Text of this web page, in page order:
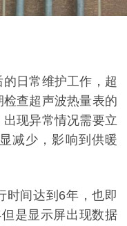
日常维护工作，超
查超声波热量表的
现异常情况需要立
减少，影响到供暖
时间达到6年，也即
是显示屏出现数据